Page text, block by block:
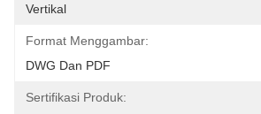
Vertikal
Format Menggambar:
DWG Dan PDF
Sertifikasi Produk: